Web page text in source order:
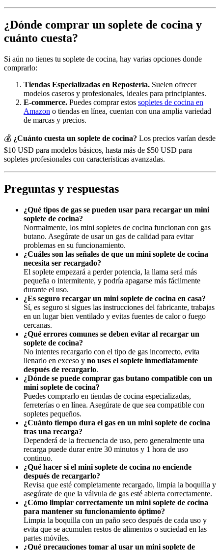
¿Dónde comprar un soplete de cocina y
cuánto cuesta?
Si aún no tienes tu soplete de cocina, hay varias opciones donde
comprarlo:
Tiendas Especializadas en Repostería. Suelen ofrecer
modelos caseros y profesionales, ideales para principiantes.
E-commerce. Puedes comprar estos sopletes de cocina en
Amazon o tiendas en línea, cuentan con una amplia variedad
de marcas y precios.
💰 ¿Cuánto cuesta un soplete de cocina? Los precios varían desde
$10 USD para modelos básicos, hasta más de $50 USD para
sopletes profesionales con características avanzadas.
Preguntas y respuestas
¿Qué tipos de gas se pueden usar para recargar un mini
soplete de cocina?
Normalmente, los mini sopletes de cocina funcionan con gas
butano. Asegúrate de usar un gas de calidad para evitar
problemas en su funcionamiento.
¿Cuáles son las señales de que un mini soplete de cocina
necesita ser recargado?
El soplete empezará a perder potencia, la llama será más
pequeña o intermitente, y podría apagarse más fácilmente
durante el uso.
¿Es seguro recargar un mini soplete de cocina en casa?
Sí, es seguro si sigues las instrucciones del fabricante, trabajas
en un lugar bien ventilado y evitas fuentes de calor o fuego
cercanas.
¿Qué errores comunes se deben evitar al recargar un
soplete de cocina?
No intentes recargarlo con el tipo de gas incorrecto, evita
llenarlo en exceso y no uses el soplete inmediatamente
después de recargarlo.
¿Dónde se puede comprar gas butano compatible con un
mini soplete de cocina?
Puedes comprarlo en tiendas de cocina especializadas,
ferreterías o en línea. Asegúrate de que sea compatible con
sopletes pequeños.
¿Cuánto tiempo dura el gas en un mini soplete de cocina
tras una recarga?
Dependerá de la frecuencia de uso, pero generalmente una
recarga puede durar entre 30 minutos y 1 hora de uso
continuo.
¿Qué hacer si el mini soplete de cocina no enciende
después de recargarlo?
Revisa que esté completamente recargado, limpia la boquilla y
asegúrate de que la válvula de gas esté abierta correctamente.
¿Cómo limpiar correctamente un mini soplete de cocina
para mantener su funcionamiento óptimo?
Limpia la boquilla con un paño seco después de cada uso y
evita que se acumulen restos de alimentos o suciedad en las
partes móviles.
¿Qué precauciones tomar al usar un mini soplete de